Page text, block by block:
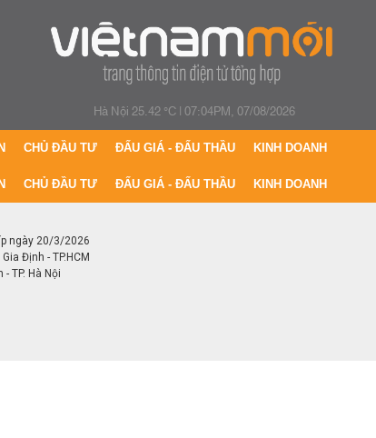
Hà Nội 25.42 °C|07:04PM, 07/08/2026
CHỦ ĐẦU TƯ ĐẤU GIÁ - ĐẤU THẦU KINH DOANH
CHỦ ĐẦU TƯ ĐẤU GIÁ - ĐẤU THẦU KINH DOANH
ngày 20/3/2026
Định - TP.HCM
TP. Hà Nội